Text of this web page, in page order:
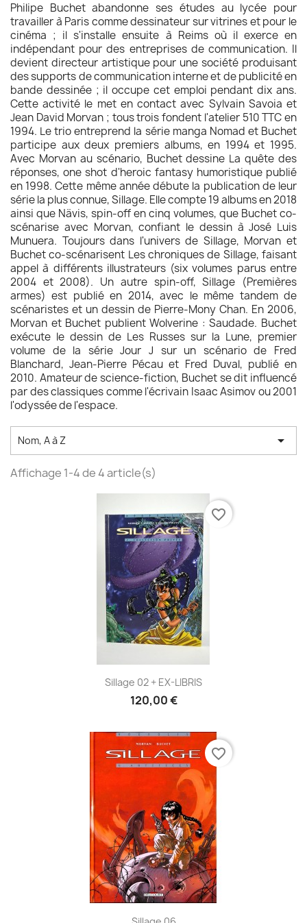
Philipe Buchet abandonne ses études au lycée pour
travailler à Paris comme dessinateur sur vitrines et pour le
cinéma ; il s'installe ensuite à Reims où il exerce en
indépendant pour des entreprises de communication. Il
devient directeur artistique pour une société produisant
des supports de communication interne et de publicité en
bande dessinée ; il occupe cet emploi pendant dix ans.
Cette activité le met en contact avec Sylvain Savoia et
Jean David Morvan ; tous trois fondent l'atelier 510 TTC en
1994. Le trio entreprend la série manga Nomad et Buchet
participe aux deux premiers albums, en 1994 et 1995.
Avec Morvan au scénario, Buchet dessine La quête des
réponses, one shot d'heroic fantasy humoristique publié
en 1998. Cette même année débute la publication de leur
série la plus connue, Sillage. Elle compte 19 albums en 2018
ainsi que Nävis, spin-off en cinq volumes, que Buchet co-
scénarise avec Morvan, confiant le dessin à José Luis
Munuera. Toujours dans l'univers de Sillage, Morvan et
Buchet co-scénarisent Les chroniques de Sillage, faisant
appel à différents illustrateurs (six volumes parus entre
2004 et 2008). Un autre spin-off, Sillage (Premières
armes) est publié en 2014, avec le même tandem de
scénaristes et un dessin de Pierre-Mony Chan. En 2006,
Morvan et Buchet publient Wolverine : Saudade. Buchet
exécute le dessin de Les Russes sur la Lune, premier
volume de la série Jour J sur un scénario de Fred
Blanchard, Jean-Pierre Pécau et Fred Duval, publié en
2010. Amateur de science-fiction, Buchet se dit influencé
par des classiques comme l'écrivain Isaac Asimov ou 2001
l'odyssée de l'espace.
Nom, A à Z 
Affichage 1-4 de 4 article(s)
Sillage 02 + EX-LIBRIS
120,00 €
favorite_border
favorite_border